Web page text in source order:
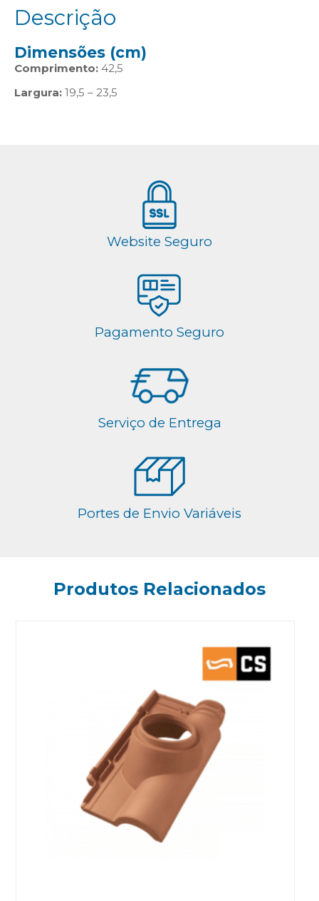
Descrição
Dimensões (cm)
Comprimento: 42,5
Largura: 19,5 – 23,5
Website Seguro
Pagamento Seguro
Serviço de Entrega
Portes de Envio Variáveis
Produtos Relacionados